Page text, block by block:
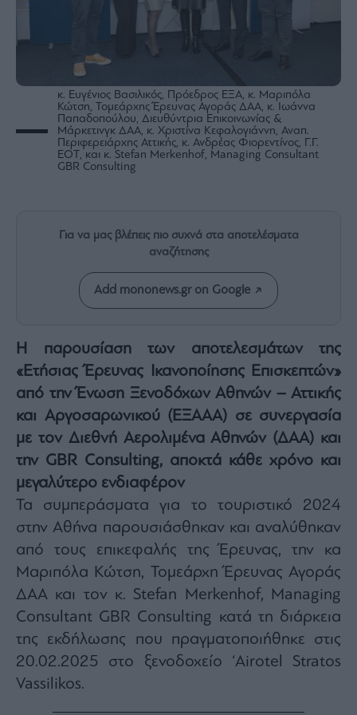
Today
Mononews2030
Άρθρα
Συνεντεύξεις
Υγεία
Architecture
&
Design
Fashion
&
Art
Watches
Yachts
Table
For
Two
Μετοχές
Αγορές
Trader's
κ. Ευγένιος Βασιλικός, Πρόεδρος ΕΞΑ, κ. Μαριπόλα
Κώτση, Τομεάρχης Έρευνας Αγοράς ΔΑΑ, κ. Ιωάννα
Παπαδοπούλου, Διευθύντρια Επικοινωνίας &
Μάρκετινγκ ΔΑΑ, κ. Χριστίνα Κεφαλογιάννη, Αναπ.
Περιφερειάρχης Αττικής, κ. Ανδρέας Φιορεντίνος, Γ.Γ.
ΕΟΤ, και κ. Stefan Merkenhof, Managing Consultant
GBR Consulting
Για να μας βλέπεις πιο συχνά στα αποτελέσματα
αναζήτησης
Add mononews.gr on Google
Η παρουσίαση των αποτελεσμάτων της
«Ετήσιας Έρευνας Ικανοποίησης Επισκεπτών»
από την Ένωση Ξενοδόχων Αθηνών – Αττικής
και Αργοσαρωνικού (ΕΞΑΑΑ) σε συνεργασία
με τον Διεθνή Αερολιμένα Αθηνών (ΔΑΑ) και
την GBR Consulting, αποκτά κάθε χρόνο και
μεγαλύτερο ενδιαφέρον
Τα συμπεράσματα για το τουριστικό 2024
στην Αθήνα παρουσιάσθηκαν και αναλύθηκαν
από τους επικεφαλής της Έρευνας, την κα
Μαριπόλα Κώτση, Τομεάρχη Έρευνας Αγοράς
ΔΑΑ και τον κ. Stefan Merkenhof, Managing
Consultant GBR Consulting κατά τη διάρκεια
της εκδήλωσης που πραγματοποιήθηκε στις
20.02.2025 στο ξενοδοχείο ‘Airotel Stratos
Vassilikos.